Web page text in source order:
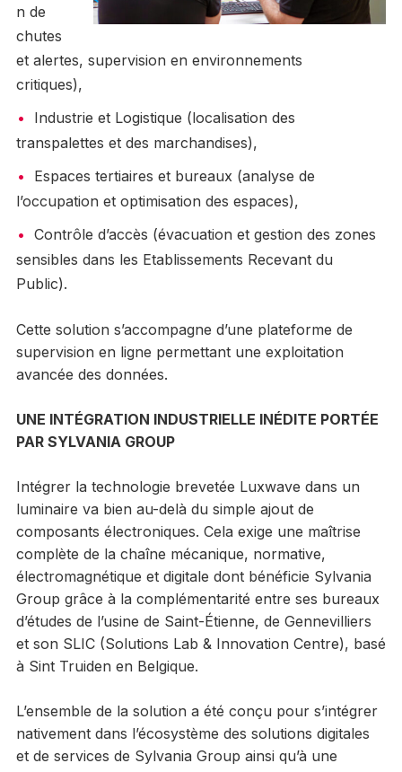
n de
chutes
et alertes, supervision en environnements
critiques),
Industrie et Logistique (localisation des
transpalettes et des marchandises),
Espaces tertiaires et bureaux (analyse de
l’occupation et optimisation des espaces),
Contrôle d’accès (évacuation et gestion des zones
sensibles dans les Etablissements Recevant du
Public).
Cette solution s’accompagne d’une plateforme de
supervision en ligne permettant une exploitation
avancée des données.
UNE INTÉGRATION INDUSTRIELLE INÉDITE PORTÉE
PAR SYLVANIA GROUP
Intégrer la technologie brevetée Luxwave dans un
luminaire va bien au-delà du simple ajout de
composants électroniques. Cela exige une maîtrise
complète de la chaîne mécanique, normative,
électromagnétique et digitale dont bénéficie Sylvania
Group grâce à la complémentarité entre ses bureaux
d’études de l’usine de Saint-Étienne, de Gennevilliers
et son SLIC (Solutions Lab & Innovation Centre), basé
à Sint Truiden en Belgique.
L’ensemble de la solution a été conçu pour s’intégrer
nativement dans l’écosystème des solutions digitales
et de services de Sylvania Group ainsi qu’à une